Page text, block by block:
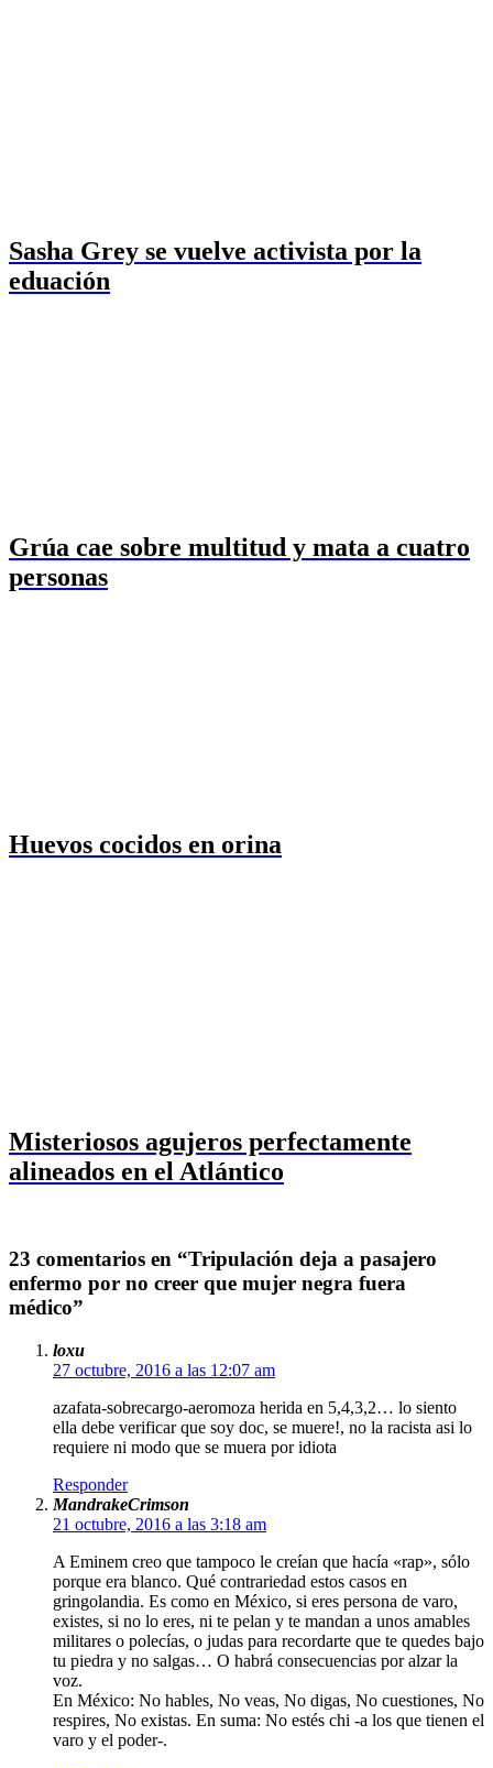
Sasha Grey se vuelve activista por la
eduación
Grúa cae sobre multitud y mata a cuatro
personas
Huevos cocidos en orina
Misteriosos agujeros perfectamente
alineados en el Atlántico
23 comentarios en “Tripulación deja a pasajero
enfermo por no creer que mujer negra fuera
médico”
loxu
27 octubre, 2016 a las 12:07 am
azafata-sobrecargo-aeromoza herida en 5,4,3,2… lo siento
ella debe verificar que soy doc, se muere!, no la racista asi lo
requiere ni modo que se muera por idiota
Responder
MandrakeCrimson
21 octubre, 2016 a las 3:18 am
A Eminem creo que tampoco le creían que hacía «rap», sólo
porque era blanco. Qué contrariedad estos casos en
gringolandia. Es como en México, si eres persona de varo,
existes, si no lo eres, ni te pelan y te mandan a unos amables
militares o polecías, o judas para recordarte que te quedes bajo
tu piedra y no salgas… O habrá consecuencias por alzar la
voz.
En México: No hables, No veas, No digas, No cuestiones, No
respires, No existas. En suma: No estés chi -a los que tienen el
varo y el poder-.